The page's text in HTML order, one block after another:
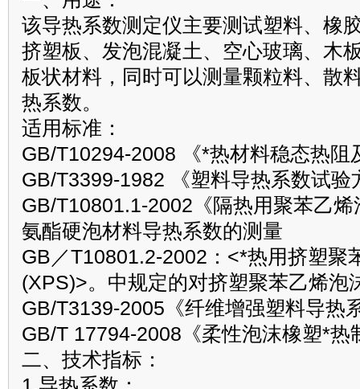
该导热系数测定仪主要测试塑料、橡
挤塑板、发泡混凝土、空心玻璃、木
板状材料，同时可以测量颗粒料、散
热系数。
适用标准：
GB/T10294-2008 《*热材料稳态热阻
GB/T3399-1982 《塑料导热系数试验
GB/T10801.1-2002《隔热用聚苯乙
氨酯硬泡材料导热系数的测量
GB／T10801.2-2002：<*热用挤塑聚
(XPS)>。中规定的对挤塑聚苯乙烯泡
GB/T3139-2005《纤维增强塑料导热
GB/T 17794-2008《柔性泡沫橡塑*热
二、技术指标：